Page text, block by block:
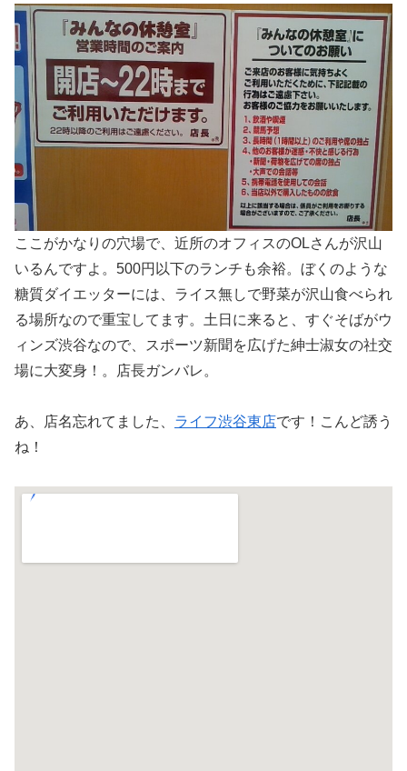
ここがかなりの穴場で、近所のオフィスのOLさんが沢山
いるんですよ。500円以下のランチも余裕。ぼくのような
糖質ダイエッターには、ライス無しで野菜が沢山食べられ
る場所なので重宝してます。土日に来ると、すぐそばがウ
ィンズ渋谷なので、スポーツ新聞を広げた紳士淑女の社交
場に大変身！。店長ガンバレ。
あ、店名忘れてました、 ライフ渋谷東店です！こんど誘う
ね！